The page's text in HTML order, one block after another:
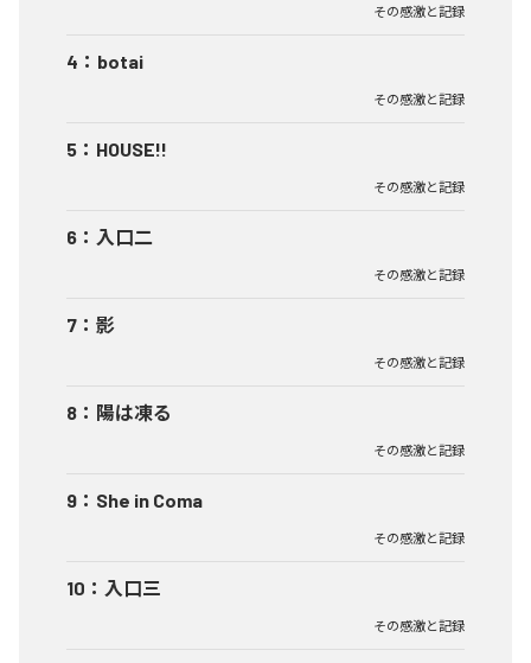
その感激と記録
4 ： botai
その感激と記録
5 ： HOUSE!!
その感激と記録
6 ： 入口二
その感激と記録
7 ： 影
その感激と記録
8 ： 陽は凍る
その感激と記録
9 ： She in Coma
その感激と記録
10 ： 入口三
その感激と記録